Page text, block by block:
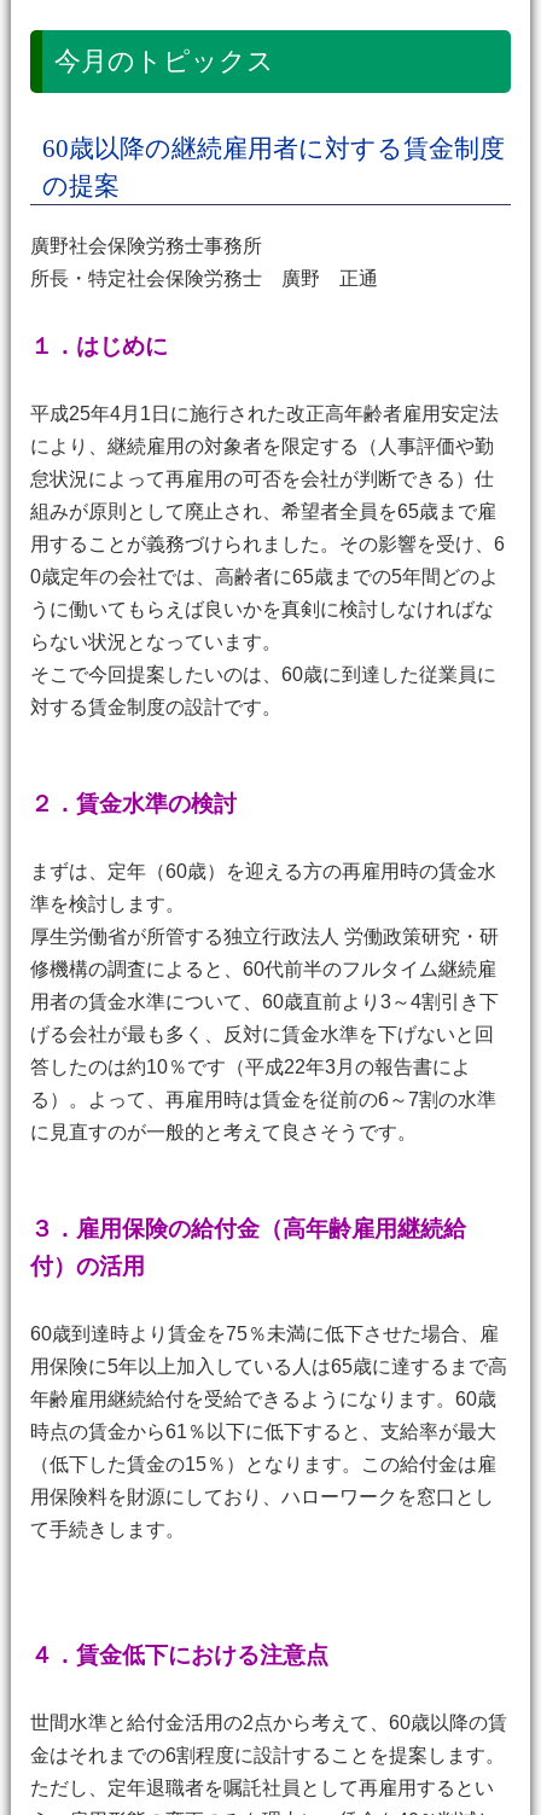
今月のトピックス
60歳以降の継続雇用者に対する賃金制度
の提案
廣野社会保険労務士事務所
所長・特定社会保険労務士 廣野 正通
１．はじめに
平成25年4月1日に施行された改正高年齢者雇用安定法
により、継続雇用の対象者を限定する（人事評価や勤
怠状況によって再雇用の可否を会社が判断できる）仕
組みが原則として廃止され、希望者全員を65歳まで雇
用することが義務づけられました。その影響を受け、6
0歳定年の会社では、高齢者に65歳までの5年間どのよ
うに働いてもらえば良いかを真剣に検討しなければな
らない状況となっています。
そこで今回提案したいのは、60歳に到達した従業員に
対する賃金制度の設計です。
２．賃金水準の検討
まずは、定年（60歳）を迎える方の再雇用時の賃金水
準を検討します。
厚生労働省が所管する独立行政法人 労働政策研究・研
修機構の調査によると、60代前半のフルタイム継続雇
用者の賃金水準について、60歳直前より3～4割引き下
げる会社が最も多く、反対に賃金水準を下げないと回
答したのは約10％です（平成22年3月の報告書によ
る）。よって、再雇用時は賃金を従前の6～7割の水準
に見直すのが一般的と考えて良さそうです。
３．雇用保険の給付金（高年齢雇用継続給
付）の活用
60歳到達時より賃金を75％未満に低下させた場合、雇
用保険に5年以上加入している人は65歳に達するまで高
年齢雇用継続給付を受給できるようになります。60歳
時点の賃金から61％以下に低下すると、支給率が最大
（低下した賃金の15％）となります。この給付金は雇
用保険料を財源にしており、ハローワークを窓口とし
て手続きします。
４．賃金低下における注意点
世間水準と給付金活用の2点から考えて、60歳以降の賃
金はそれまでの6割程度に設計することを提案します。
ただし、定年退職者を嘱託社員として再雇用するとい